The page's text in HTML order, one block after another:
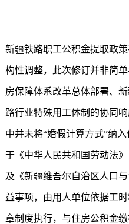
新疆铁路职工公积金提取政
构性调整，此次修订并非简
房保障体系改革总体部署、
路行业特殊用工体制的协同
中并未将“婚假计算方式”纳
于《中华人民共和国劳动法
及《新疆维吾尔自治区人口
益事项，由用人单位依据工
章制度执行，与住房公积金